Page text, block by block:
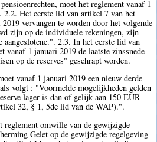
moet het reglement vanaf 1
2.2. Het eerste lid van artikel 7 van het
vervangen te worden door het volgende
zijn op de individuele rekeningen, zijn
2.3. In het eerste lid van
vanaf 1 januari 2019 de laatste zinssnede
op de reserves" geschrapt worden.
vanaf 1 januari 2019 een nieuw derde
volgt : "Voormelde mogelijkheden gelden
lager is dan of gelijk aan 150 EUR
32, § 1, 5de lid van de WAP).".
reglement omwille van de gewijzigde
Gelet op de gewijzigde regelgeving